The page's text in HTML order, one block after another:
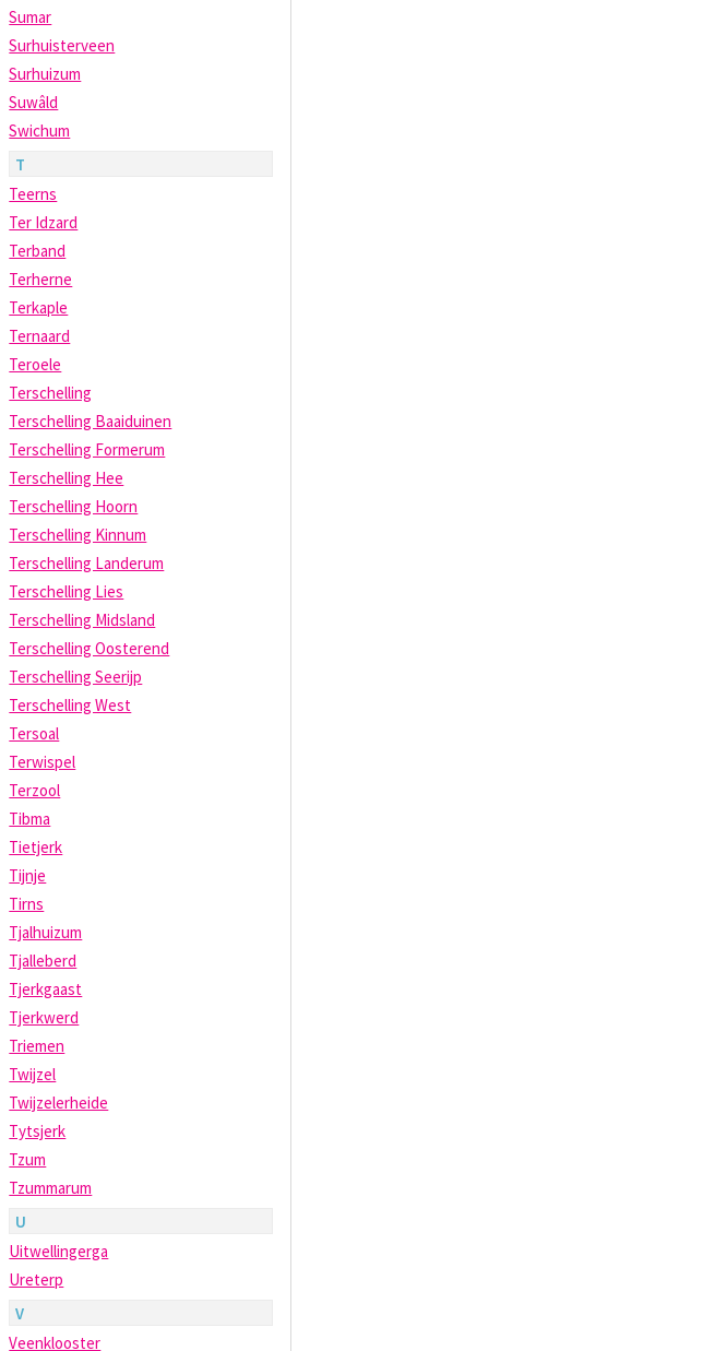
Sumar
Surhuisterveen
Surhuizum
Suwâld
Swichum
T
Teerns
Ter Idzard
Terband
Terherne
Terkaple
Ternaard
Teroele
Terschelling
Terschelling Baaiduinen
Terschelling Formerum
Terschelling Hee
Terschelling Hoorn
Terschelling Kinnum
Terschelling Landerum
Terschelling Lies
Terschelling Midsland
Terschelling Oosterend
Terschelling Seerijp
Terschelling West
Tersoal
Terwispel
Terzool
Tibma
Tietjerk
Tijnje
Tirns
Tjalhuizum
Tjalleberd
Tjerkgaast
Tjerkwerd
Triemen
Twijzel
Twijzelerheide
Tytsjerk
Tzum
Tzummarum
U
Uitwellingerga
Ureterp
V
Veenklooster